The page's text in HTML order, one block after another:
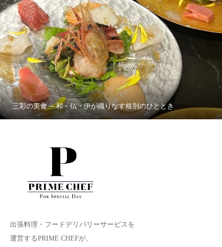
三彩の美食 ─ 和・仏・伊が織りなす格別のひととき
出張料理・フードデリバリーサービスを
運営するPRIME CHEFが、